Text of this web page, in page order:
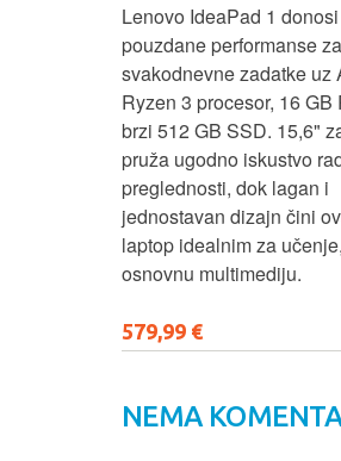
Lenovo IdeaPad 1 donosi
pouzdane performanse za
svakodnevne zadatke uz
Ryzen 3 procesor, 16 GB
brzi 512 GB SSD. 15,6"
pruža ugodno iskustvo
preglednosti, dok lagan i
jednostavan dizajn čini
laptop idealnim za
osnovnu multimediju.
579,99 €
NEMA